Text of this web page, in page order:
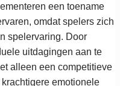
een toename
omdat spelers zich
spelervaring. Door
uitdagingen aan te
alleen een competitieve
emotionele